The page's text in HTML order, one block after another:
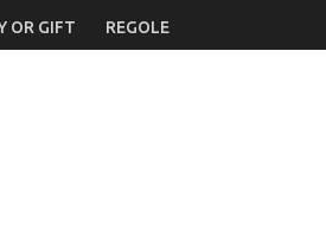
OR GIFT REGOLE